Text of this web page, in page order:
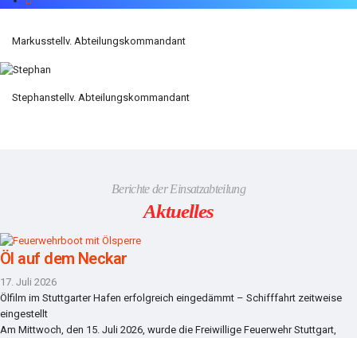
Markusstellv. Abteilungskommandant
Stephanstellv. Abteilungskommandant
Berichte der Einsatzabteilung
Aktuelles
Öl auf dem Neckar
17. Juli 2026
Ölfilm im Stuttgarter Hafen erfolgreich eingedämmt – Schifffahrt zeitweise
eingestellt
Am Mittwoch, den 15. Juli 2026, wurde die Freiwillige Feuerwehr Stuttgart,